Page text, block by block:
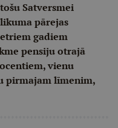
Satversmei
pārejas
gadiem
pensiju otrajā
vienu
pirmajam līmenim,